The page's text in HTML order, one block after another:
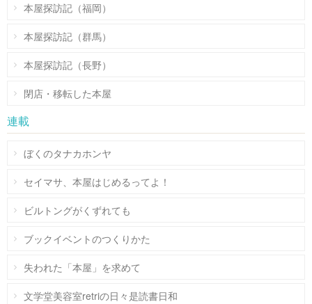
本屋探訪記（福岡）
本屋探訪記（群馬）
本屋探訪記（長野）
閉店・移転した本屋
連載
ぼくのタナカホンヤ
セイマサ、本屋はじめるってよ！
ビルトングがくずれても
ブックイベントのつくりかた
失われた「本屋」を求めて
文学堂美容室retriの日々是読書日和